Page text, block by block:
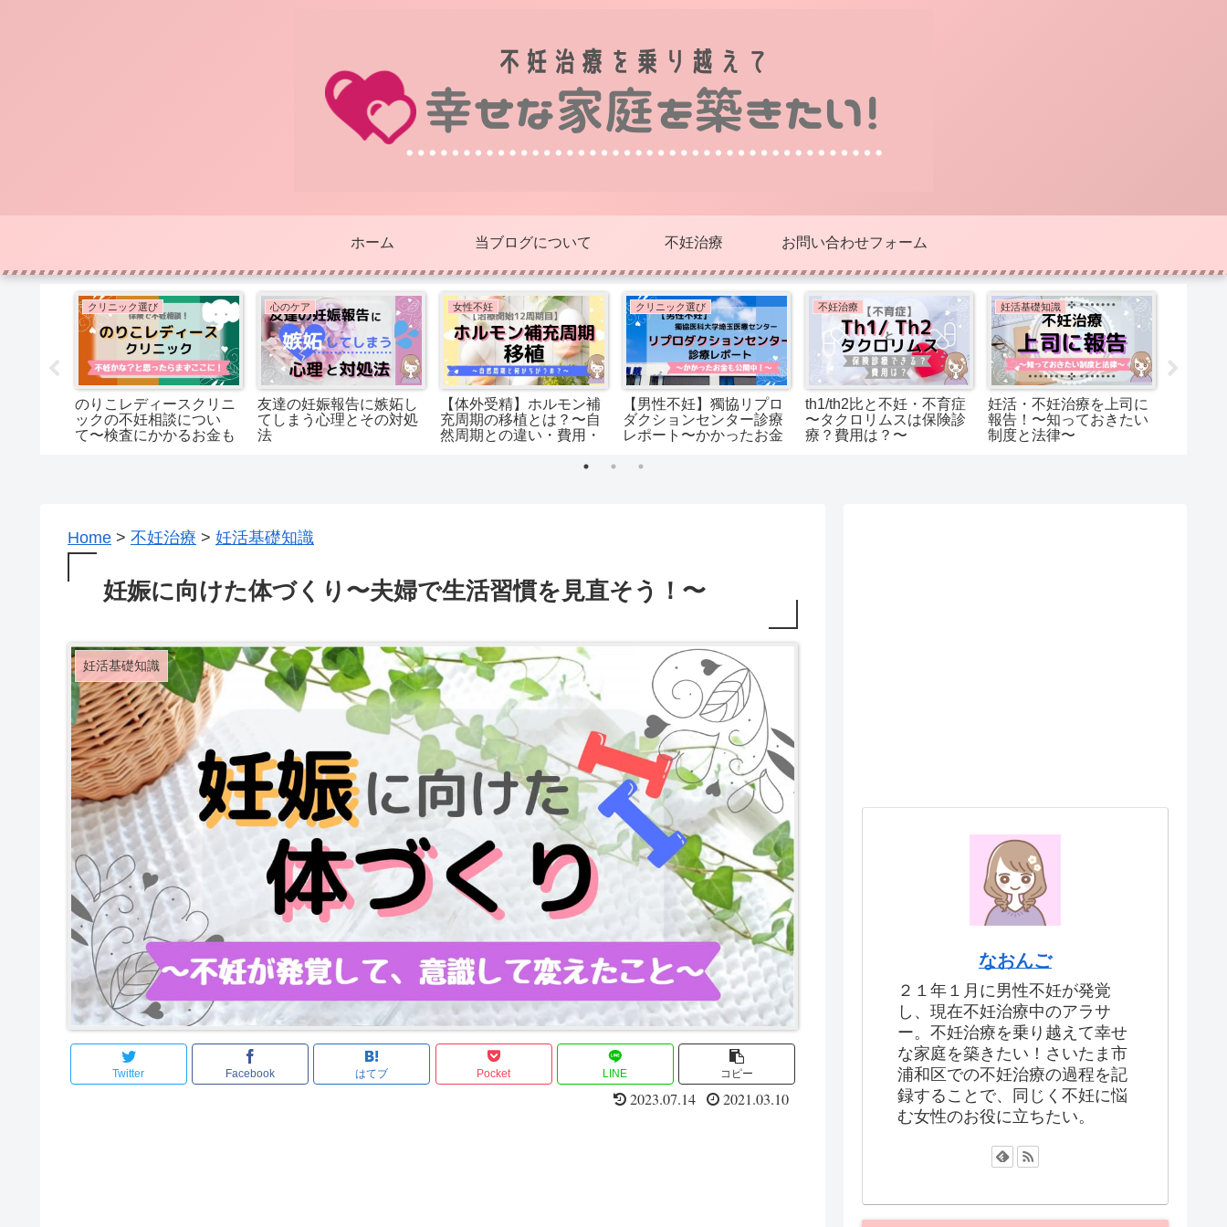
ホーム 当ブログについて 不妊治療 お問い合わせフォーム
クリニック選び
のりこレディースクリニ
ックの不妊相談につい
て〜検査にかかるお金も
心のケア
友達の妊娠報告に嫉妬し
てしまう心理とその対処
法
女性不妊
【体外受精】ホルモン補
充周期の移植とは？〜自
然周期との違い・費用・
クリニック選び
【男性不妊】獨協リプロ
ダクションセンター診療
レポート〜かかったお金
不妊治療
th1/th2比と不妊・不育症
〜タクロリムスは保険診
療？費用は？〜
妊活基礎知識
妊活・不妊治療を上司に
報告！〜知っておきたい
制度と法律〜
Home > 不妊治療 > 妊活基礎知識
妊娠に向けた体づくり〜夫婦で生活習慣を見直そう！〜
妊活基礎知識
Twitter Facebook はてブ Pocket LINE コピー
2023.07.14 2021.03.10
なおんご
２１年１月に男性不妊が発覚
し、現在不妊治療中のアラサ
ー。不妊治療を乗り越えて幸せ
な家庭を築きたい！さいたま市
浦和区での不妊治療の過程を記
録することで、同じく不妊に悩
む女性のお役に立ちたい。